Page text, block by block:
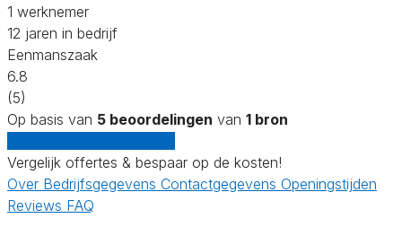
1 werknemer
12 jaren in bedrijf
Eenmanszaak
6.8
(5)
Op basis van 5 beoordelingen van 1 bron
Vergelijk offertes & bespaar op de kosten!
Over Bedrijfsgegevens Contactgegevens Openingstijden
Reviews FAQ